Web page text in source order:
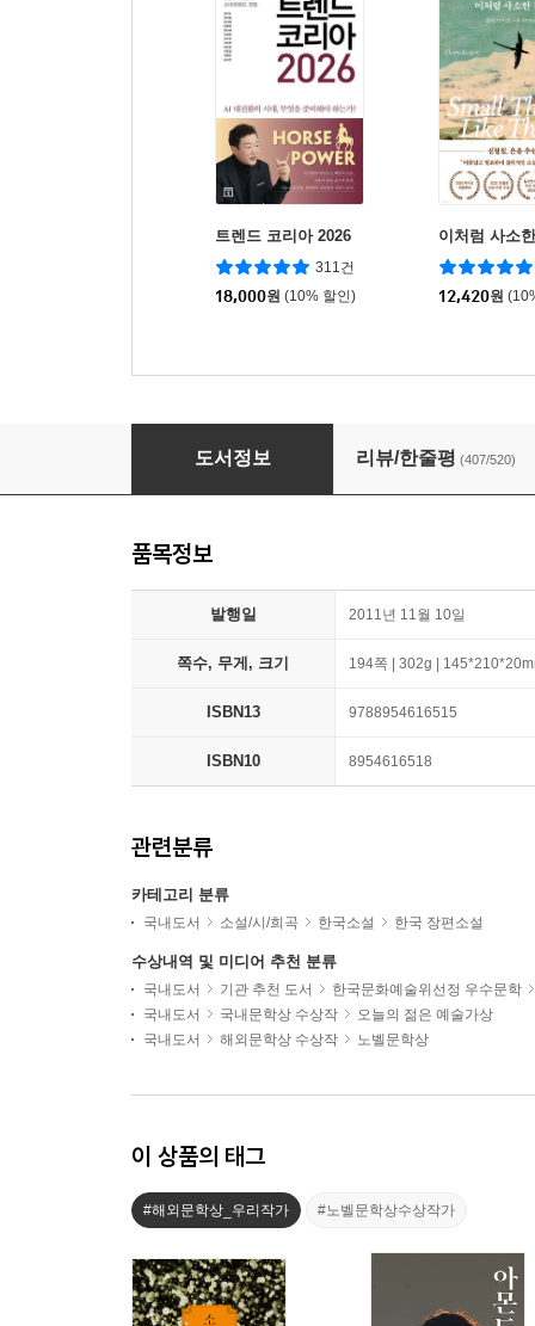
트렌드 코리아 2026
311건
18,000원 (10% 할인)
이처럼 사소
12,420원
희랍어 시간
도서정보 리뷰/한줄평 (407/520)
품목정보
발행일 2011년 11월 10일
쪽수, 무게, 크기 194쪽 | 302g |
ISBN13 9788954616515
ISBN10 8954616518
관련분류
카테고리 분류
국내도서 소설/시/희곡 한국소설 한국 장편소설
수상내역 및 미디어 추천 분류
국내도서 기관 추천 도서
한국문화예술위선정 우수문학
국내도서
국내문학상 수상작
오늘의 젊은 예술가상
국내도서
해외문학상 수상작 노벨문학상
이 상품의 태그
#해외문학상_우리작가 #노벨문학상수상작가